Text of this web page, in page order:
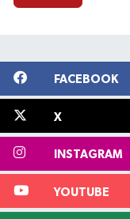
FACEBOOK
X
INSTAGRAM
YOUTUBE